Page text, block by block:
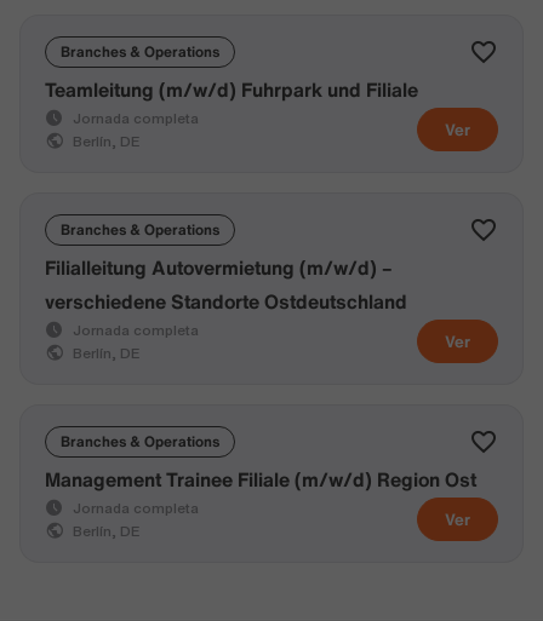
Branches & Operations
Ver
Teamleitung (m/w/d) Fuhrpark und Filiale
Jornada completa
Berlín, DE
Branches & Operations
Ver
Filialleitung Autovermietung (m/w/d) –
verschiedene Standorte Ostdeutschland
Jornada completa
Berlín, DE
Branches & Operations
Ver
Management Trainee Filiale (m/w/d) Region Ost
Jornada completa
Berlín, DE